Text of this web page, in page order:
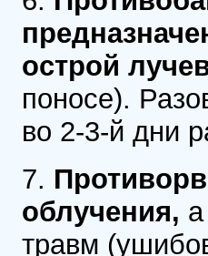
острой
поносе).
во 2-3-й дни
7.
облучения,
травм